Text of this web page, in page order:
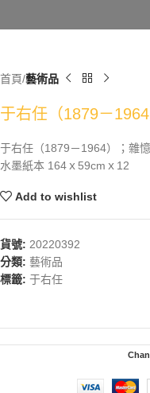
首頁 藝術品
于右任（1879－
于右任（1879－1964）；雜
水墨紙本 164ｘ59cmｘ12
Add to wishlist
貨號: 20220392
分類: 藝術品
標籤: 于右任